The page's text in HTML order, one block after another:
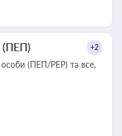
(ПЕП) +2
(ПЕП/PEP) та все,